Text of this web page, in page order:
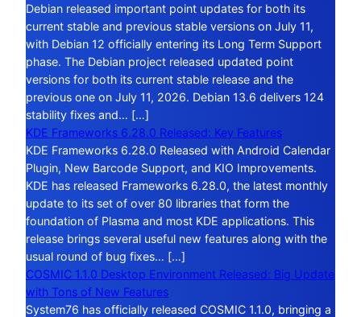
Debian released important point updates for both its
current stable and previous stable versions on July 11,
with Debian 12 officially entering its Long Term Support
phase. The Debian project released updated point
versions for both its current stable release and the
previous one on July 11, 2026. Debian 13.6 delivers 124
stability fixes and… […]
KDE Frameworks 6.28.0 Released: Key Features
KDE Frameworks 6.28.0 Released with Android Calendar
Plugin, New Barcode Support, and KIO Improvements.
KDE has released Frameworks 6.28.0, the latest monthly
update to its set of over 80 libraries that form the
foundation of Plasma and most KDE applications. This
release brings several useful new features along with the
usual round of bug fixes… […]
COSMIC 1.1.0 Desktop Environment Released: Big Update
with Tons of New Features
System76 has officially released COSMIC 1.1.0, bringing a